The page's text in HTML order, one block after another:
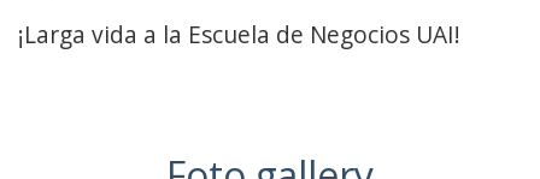
¡Larga vida a la Escuela de Negocios UAI!